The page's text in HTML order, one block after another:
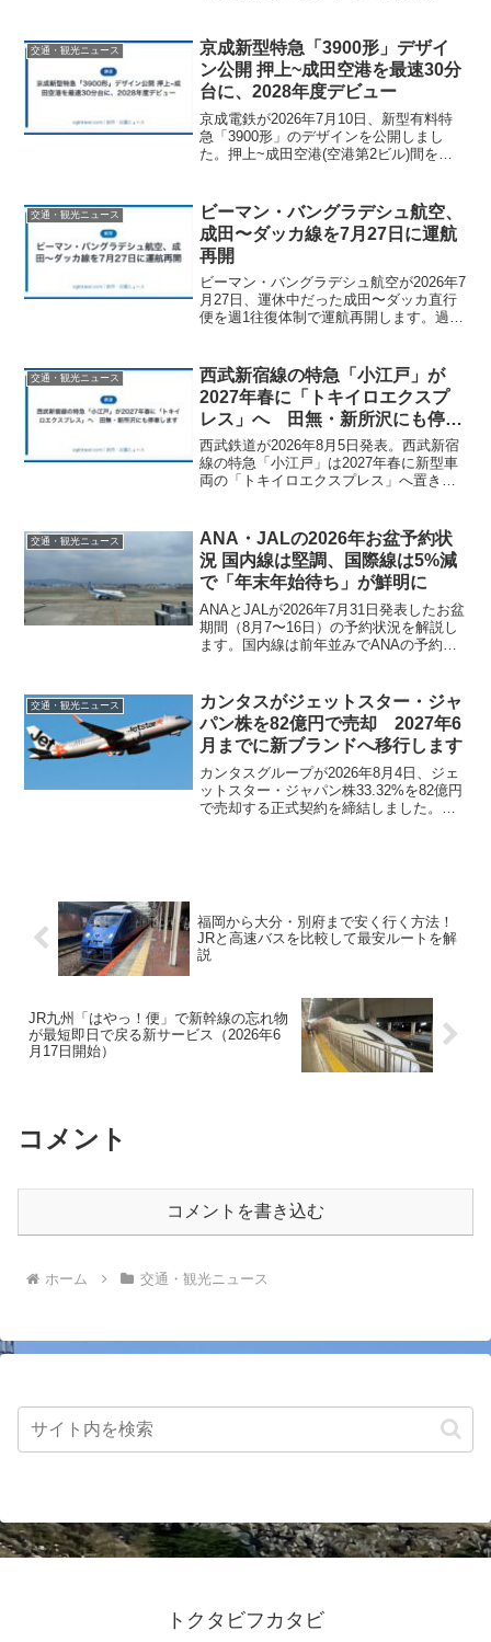
日10時。窓口に行かずに席を取れる利点
と、食事手配やきっぷ受け取りの注意点
を解説します。
交通・観光ニュース
京成新型特急「3900形」デザイ
ン公開 押上~成田空港を最速30分
台に、2028年度デビュー
京成電鉄が2026年7月10日、新型有料特
急「3900形」のデザインを公開しまし
た。押上~成田空港(空港第2ビル)間を最
背景を考察し、現行スカイライナーの使
い方や愛称公募への参加方法も紹介しま
す。
交通・観光ニュース
ビーマン・バングラデシュ航空、
成田〜ダッカ線を7月27日に運航
再開
ビーマン・バングラデシュ航空が2026年7
月27日、運休中だった成田〜ダッカ直行
便を週1往復体制で運航再開します。過去
の予約のコツ、経由便との比較まで詳し
く解説します。
交通・観光ニュース
西武新宿線の特急「小江戸」が
2027年春に「トキイロエクスプ
レス」へ 田無・新所沢にも停車
します
西武鉄道が2026年8月5日発表。西武新宿
線の特急「小江戸」は2027年春に新型車
両の「トキイロエクスプレス」へ置き換
イロライナー」に。車両の仕様と、観光
特急を通勤ライナー型に作り替える狙い
を解説します。
交通・観光ニュース
ANA・JALの2026年お盆予約状
況 国内線は堅調、国際線は5%減
で「年末年始待ち」が鮮明に
ANAとJALが2026年7月31日発表したお盆
期間（8月7〜16日）の予約状況を解説し
ます。国内線は前年並みでANAの予約率
長距離路線を直撃した構図と、混雑ピー
ク日、いまから取れる対策をまとめまし
た。
交通・観光ニュース
カンタスがジェットスター・ジャ
パン株を82億円で売却 2027年6
月までに新ブランドへ移行します
カンタスグループが2026年8月4日、ジェ
ットスター・ジャパン株33.32%を82億円
で売却する正式契約を締結しました。日
福岡から大分・別府まで安く行く方法！
JRと高速バスを比較して最安ルートを解
説
JR九州「はやっ！便」で新幹線の忘れ物
が最短即日で戻る新サービス（2026年6
月17日開始）
コメント
コメントを書き込む
ホーム 交通・観光ニュース
トクタビフカタビ